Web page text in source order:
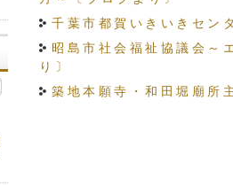
千葉市都賀いきいきセン
昭島市社会福祉協議会～
り〕
築地本願寺・和田堀廟所